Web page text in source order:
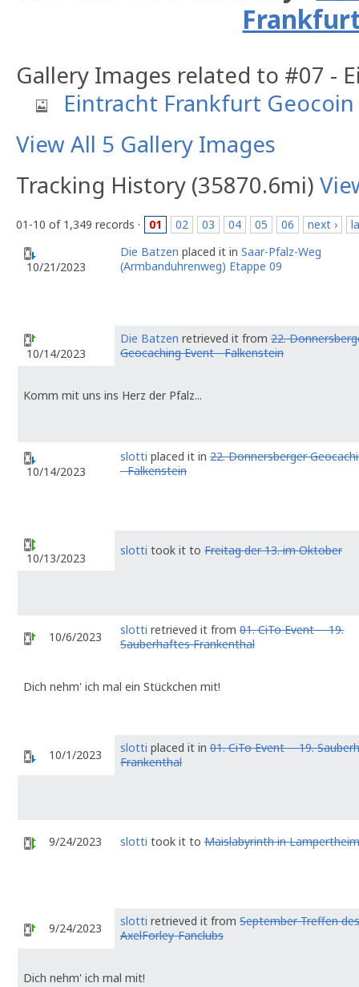
Gallery Images related to #07 -
Eintracht Frankfurt Geocoin
View All 5 Gallery Images
Tracking History (35870.6mi)
01-10 of 1,349 records · 01 02 03 04 05 06 next ›
10/21/2023
Die Batzen placed it in Saar-Pfalz-Weg
(Armbanduhrenweg) Etappe 09
10/14/2023
Die Batzen retrieved it from 22.
Geocaching Event - Falkenstein
Komm mit uns ins Herz der Pfalz...
10/14/2023
slotti placed it in 22. Donnersberger
- Falkenstein
10/13/2023 slotti took it to Freitag der 13. im Oktober
10/6/2023 slotti retrieved it from 01. CiTo Event -- 19.
Sauberhaftes Frankenthal
Dich nehm' ich mal ein Stückchen mit!
10/1/2023 slotti placed it in 01. CiTo Event -- 19.
Frankenthal
9/24/2023 slotti took it to Maislabyrinth in
9/24/2023 slotti retrieved it from September Treffen des
AxelForley-Fanclubs
Dich nehm' ich mal mit!